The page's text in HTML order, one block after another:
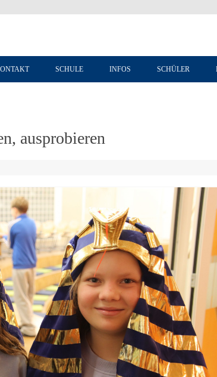
SCHULE INFOS SCHÜLER
ausprobieren